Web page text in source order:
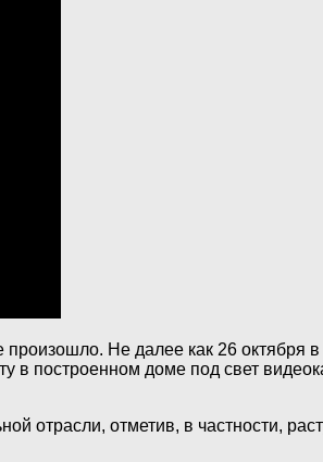
Не далее как 26 октября
в построенном доме под свет
отрасли, отметив, в частности,